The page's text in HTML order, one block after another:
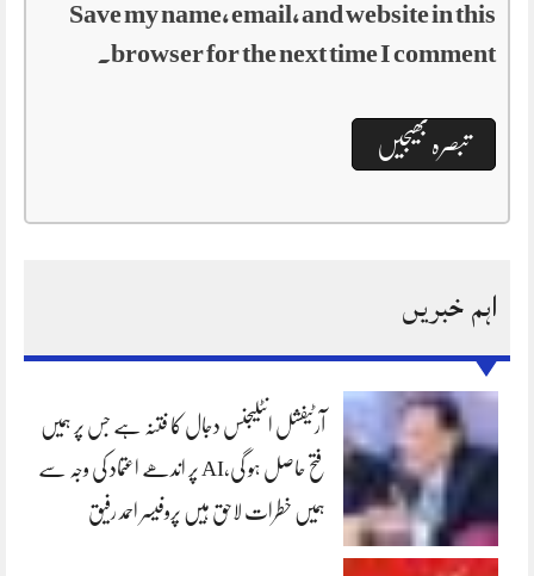
Save my name, email, and website in this
browser for the next time I comment.
اہم خبریں
آرٹیفشل انٹلیجنس دجال کا فتنہ ہے جس پر ہمیں
فتح حاصل ہو گی،AI پر اندھے اعتماد کی وجہ سے
ہمیں خطرات لاحق ہیں پروفیسر احمد رفیق